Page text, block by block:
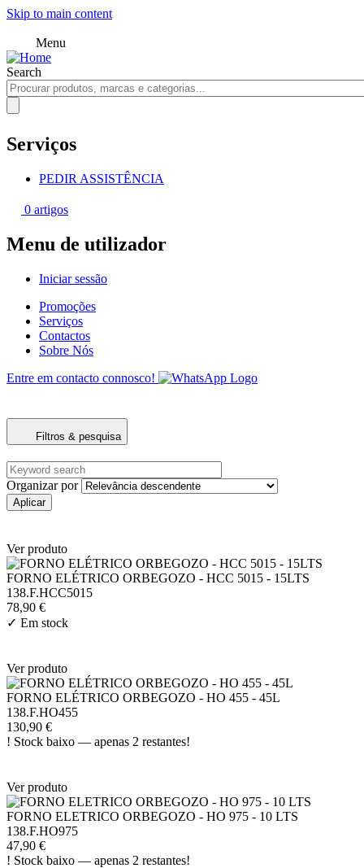
Skip to main content
Menu
Search
Serviços
PEDIR ASSISTÊNCIA
0 artigos
Menu de utilizador
Iniciar sessão
Promoções
Serviços
Contactos
Sobre Nós
Entre em contacto connosco!
Filtros & pesquisa
Organizar por
Ver produto
FORNO ELÉTRICO ORBEGOZO - HCC 5015 - 15LTS
138.F.HCC5015
78,90 €
✓ Em stock
Ver produto
FORNO ELÉTRICO ORBEGOZO - HO 455 - 45L
138.F.HO455
130,90 €
! Stock baixo — apenas 2 restantes!
Ver produto
FORNO ELETRICO ORBEGOZO - HO 975 - 10 LTS
138.F.HO975
47,90 €
! Stock baixo — apenas 2 restantes!